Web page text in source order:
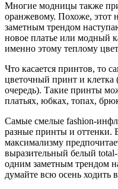
Многие модницы также
оранжевому. Похоже, этот
заметным трендом
новое платье или модный
именно этому теплому
Что касается принтов, то
цветочный принт и
очередь). Такие принты
платьях, юбках, топах,
Самые смелые fashion-
разные принты и оттенки.
максимализму
выразительный белый
одним заметным трендом
думайте всю осень ходить